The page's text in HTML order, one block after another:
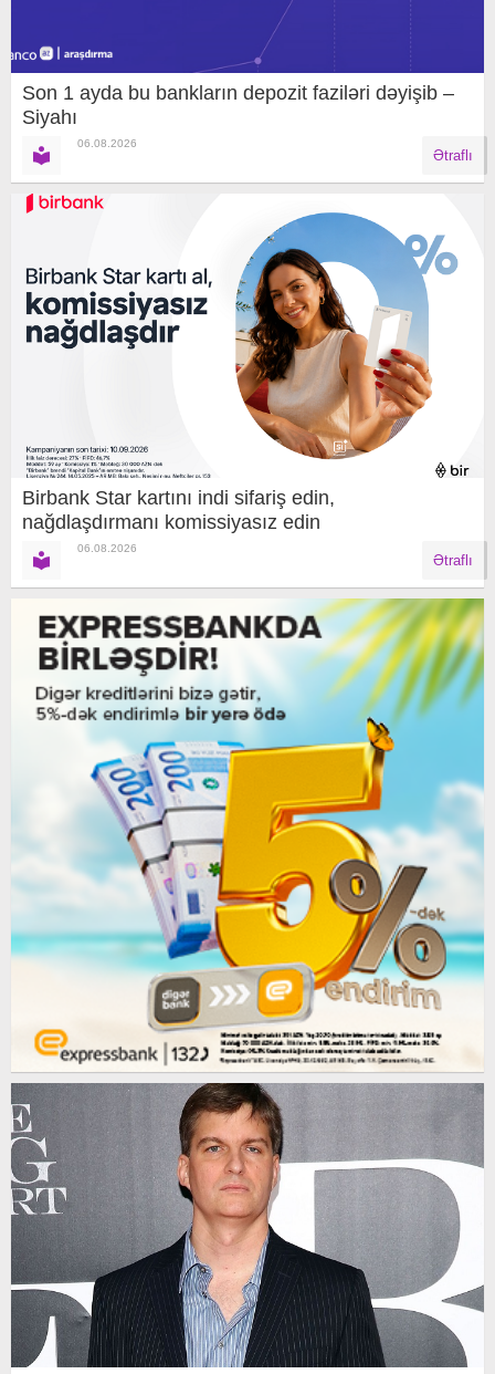
Son 1 ayda bu bankların depozit faziləri dəyişib –
Siyahı
06.08.2026
Ətraflı
Birbank Star kartını indi sifariş edin,
nağdlaşdırmanı komissiyasız edin
06.08.2026
Ətraflı